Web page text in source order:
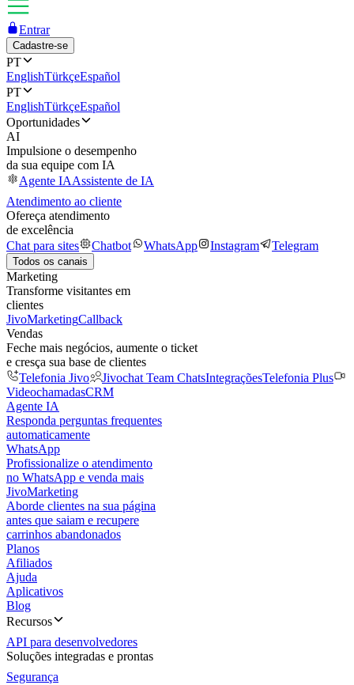
Entrar
Cadastre-se
PT
EnglishTürkçeEspañol
PT
EnglishTürkçeEspañol
Oportunidades
AI
Impulsione o desempenho
da sua equipe com IA
Agente IAAssistente de IA
Atendimento ao cliente
Ofereça atendimento
de excelência
Chat para sites
Chatbot WhatsApp Instagram Telegram
Todos os canais
Marketing
Transforme visitantes em
clientes
JivoMarketingCallback
Vendas
Feche mais negócios, aumente o ticket
e cresça sua base de clientes
Telefonia Jivo
Jivochat Team ChatsIntegraçõesTelefonia Plus
VideochamadasCRM
Agente IA
Responda perguntas frequentes
automaticamente
WhatsApp
Profissionalize o atendimento
no WhatsApp e venda mais
JivoMarketing
Aborde clientes na sua página
antes que saiam e recupere
carrinhos abandonados
Planos
Afiliados
Ajuda
Aplicativos
Blog
Recursos
API para desenvolvedores
Soluções integradas e prontas
Segurança